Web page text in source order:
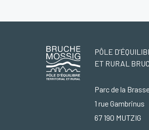
PÔLE
ET RURAL
Parc de la
1 rue Gambrinus
67 190 MUTZIG